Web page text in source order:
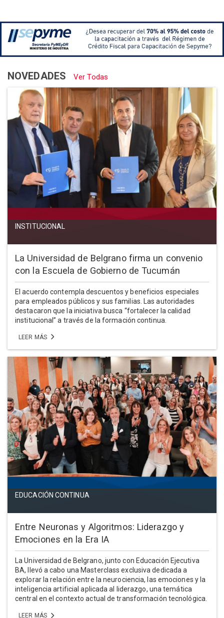
NOVEDADES Ver Todas
INSTITUCIONAL
La Universidad de Belgrano firma un convenio
con la Escuela de Gobierno de Tucumán
El acuerdo contempla descuentos y beneficios especiales
para empleados públicos y sus familias. Las autoridades
destacaron que la iniciativa busca “fortalecer la calidad
institucional” a través de la formación continua.
LEER MÁS
EDUCACIÓN CONTINUA
Entre Neuronas y Algoritmos: Liderazgo y
Emociones en la Era IA
La Universidad de Belgrano, junto con Educación Ejecutiva
BA, llevó a cabo una Masterclass exclusiva dedicada a
explorar la relación entre la neurociencia, las emociones y la
inteligencia artificial aplicada al liderazgo, una temática
central en el contexto actual de transformación tecnológica.
LEER MÁS